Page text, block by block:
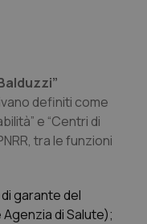
definiti come
” e “Centri di
tra le funzioni
garante del
di Salute);